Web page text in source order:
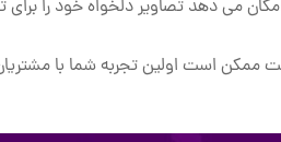
ممکن است اولین تجربه شما با